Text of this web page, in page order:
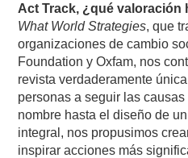
Act Track, ¿qué valoración
What World Strategies, que
organizaciones de cambio
Foundation y Oxfam, nos
revista verdaderamente
personas a seguir las
nombre hasta el diseño de
integral, nos propusimos
inspirar acciones más